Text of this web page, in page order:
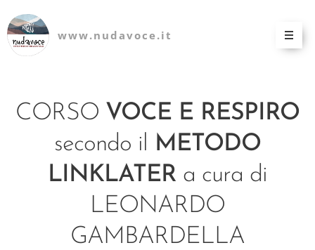
www.nudavoce.it
CORSO VOCE E RESPIRO
secondo il METODO
LINKLATER a cura di
LEONARDO
GAMBARDELLA